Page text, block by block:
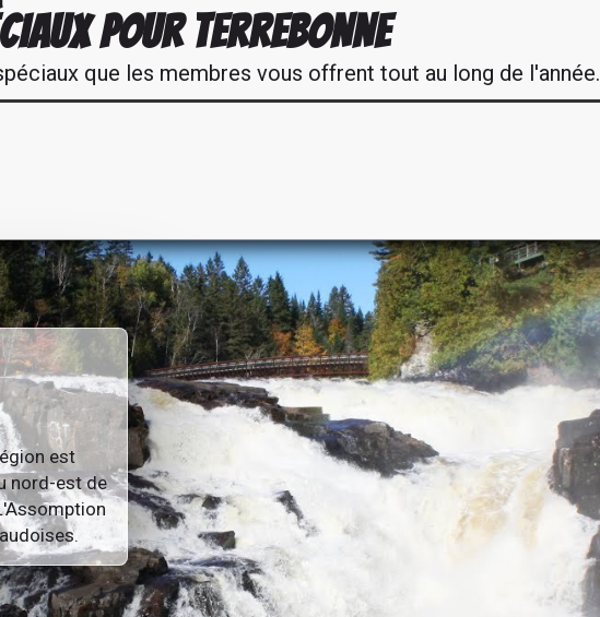
POUR TERREBONNE
que les membres vous offrent tout au long de l'année.
est
nord-est de